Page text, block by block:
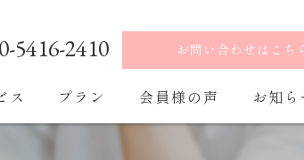
5416-2410 お問い合わせはこち
ス プラン 会員様の声 お知ら